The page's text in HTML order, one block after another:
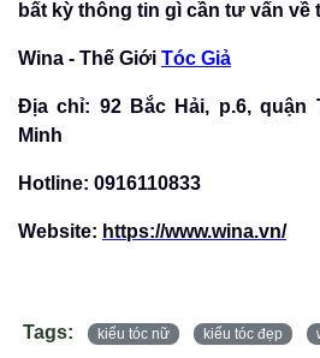
bất kỳ thông tin gì cần tư vấn về
Wina - Thế Giới Tóc Giả
Địa chỉ: 92 Bắc Hải, p.6, quận
Minh
Hotline: 0916110833
Website: https://www.wina.vn/
Tags: kiểu tóc nữ kiểu tóc đẹp